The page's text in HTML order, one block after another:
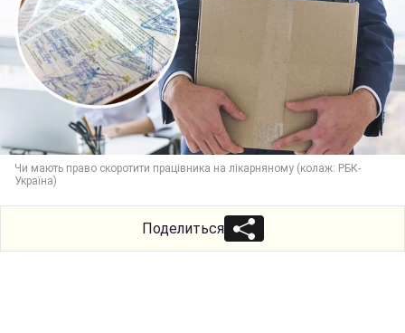
Чи мають право скоротити працівника на лікарняному (колаж: РБК-
Україна)
Поделиться